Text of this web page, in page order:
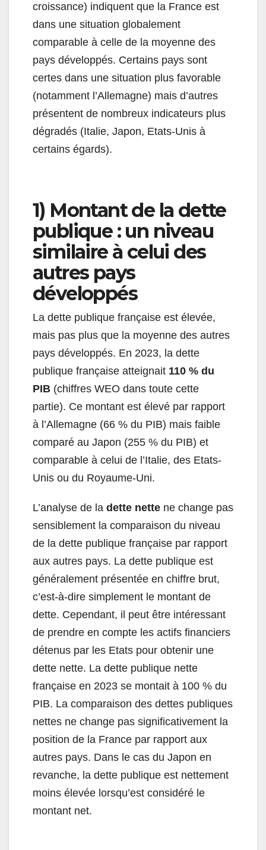
croissance) indiquent que la France est
dans une situation globalement
comparable à celle de la moyenne des
pays développés. Certains pays sont
certes dans une situation plus favorable
(notamment l’Allemagne) mais d’autres
présentent de nombreux indicateurs plus
dégradés (Italie, Japon, Etats-Unis à
certains égards).
1) Montant de la dette
publique : un niveau
similaire à celui des
autres pays
développés
La dette publique française est élevée,
mais pas plus que la moyenne des autres
pays développés. En 2023, la dette
publique française atteignait 110 % du
PIB (chiffres WEO dans toute cette
partie). Ce montant est élevé par rapport
à l’Allemagne (66 % du PIB) mais faible
comparé au Japon (255 % du PIB) et
comparable à celui de l’Italie, des Etats-
Unis ou du Royaume-Uni.
L’analyse de la dette nette ne change pas
sensiblement la comparaison du niveau
de la dette publique française par rapport
aux autres pays. La dette publique est
généralement présentée en chiffre brut,
c’est-à-dire simplement le montant de
dette. Cependant, il peut être intéressant
de prendre en compte les actifs financiers
détenus par les Etats pour obtenir une
dette nette. La dette publique nette
française en 2023 se montait à 100 % du
PIB. La comparaison des dettes publiques
nettes ne change pas significativement la
position de la France par rapport aux
autres pays. Dans le cas du Japon en
revanche, la dette publique est nettement
moins élevée lorsqu’est considéré le
montant net.